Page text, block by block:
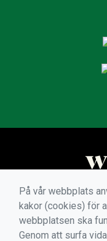
På vår webbplats
kakor (cookies) för
webbplatsen ska
Genom att surfa